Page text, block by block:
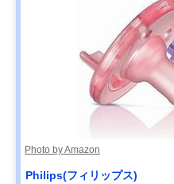
Photo by Amazon
Philips(フィリップス)